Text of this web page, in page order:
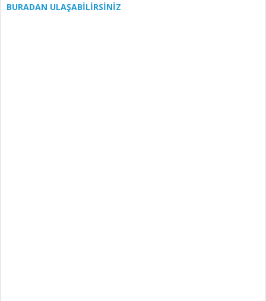
BURADAN ULAŞABİLİRSİNİZ